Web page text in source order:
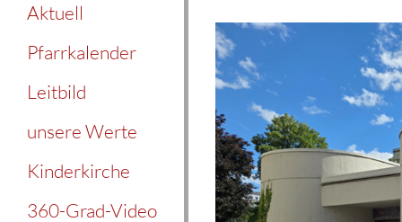
Aktuell
Pfarrkalender
Leitbild
unsere Werte
Kinderkirche
360-Grad-Video